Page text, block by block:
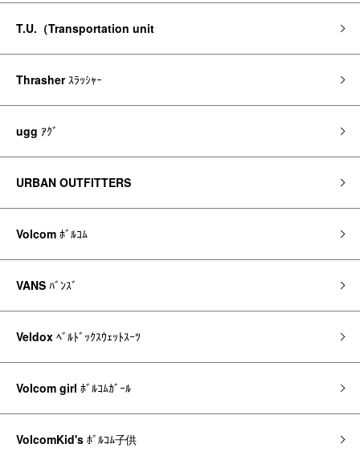
T.U.（Transportation unit
Thrasherｽﾗｯｼｬｰ
ugg ｱｸﾞ
URBAN OUTFITTERS
Volcom ﾎﾞﾙｺﾑ
VANS ﾊﾞﾝｽﾞ
Veldox ﾍﾞﾙﾄﾞｯｸｽｳｪｯﾄｽｰﾂ
Volcom girl ﾎﾞﾙｺﾑｶﾞｰﾙ
VolcomKid's ﾎﾞﾙｺﾑ子供